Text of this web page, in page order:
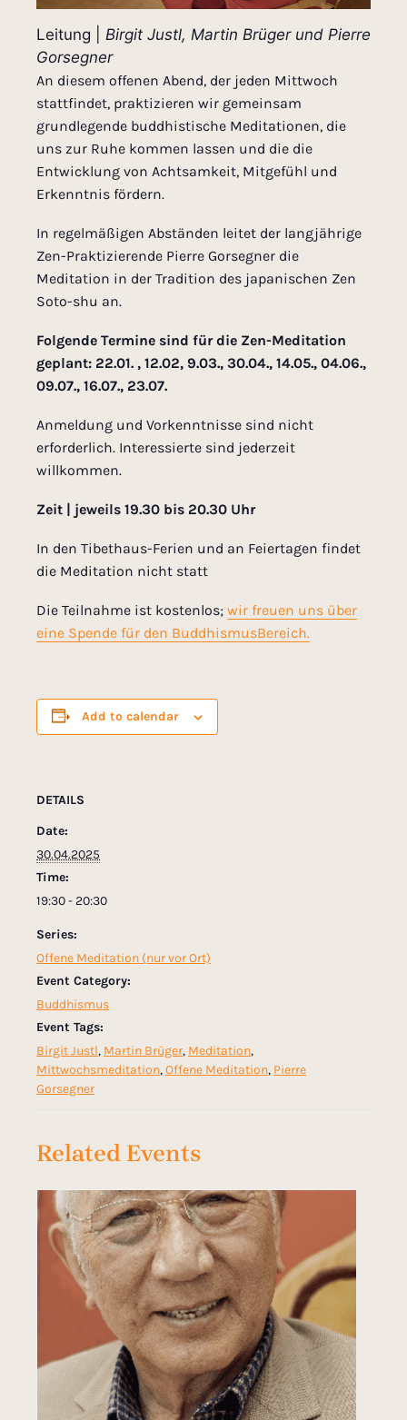
Leitung | Birgit Justl, Martin Brüger und Pierre
Gorsegner
An diesem offenen Abend, der jeden Mittwoch
stattfindet, praktizieren wir gemeinsam
grundlegende buddhistische Meditationen, die
uns zur Ruhe kommen lassen und die die
Entwicklung von Achtsamkeit, Mitgefühl und
Erkenntnis fördern.
In regelmäßigen Abständen leitet der langjährige
Zen-Praktizierende Pierre Gorsegner die
Meditation in der Tradition des japanischen Zen
Soto-shu an.
Folgende Termine sind für die Zen-Meditation
geplant: 22.01. , 12.02, 9.03., 30.04., 14.05., 04.06.,
09.07., 16.07., 23.07.
Anmeldung und Vorkenntnisse sind nicht
erforderlich. Interessierte sind jederzeit
willkommen.
Zeit | jeweils 19.30 bis 20.30 Uhr
In den Tibethaus-Ferien und an Feiertagen findet
die Meditation nicht statt
Die Teilnahme ist kostenlos; wir freuen uns über
eine Spende für den BuddhismusBereich.
Add to calendar
DETAILS
Date:
30.04.2025
Time:
19:30 - 20:30
Series:
Offene Meditation (nur vor Ort)
Event Category:
Buddhismus
Event Tags:
Birgit Justl, Martin Brüger, Meditation,
Mittwochsmeditation,Offene Meditation, Pierre
Gorsegner
Related Events